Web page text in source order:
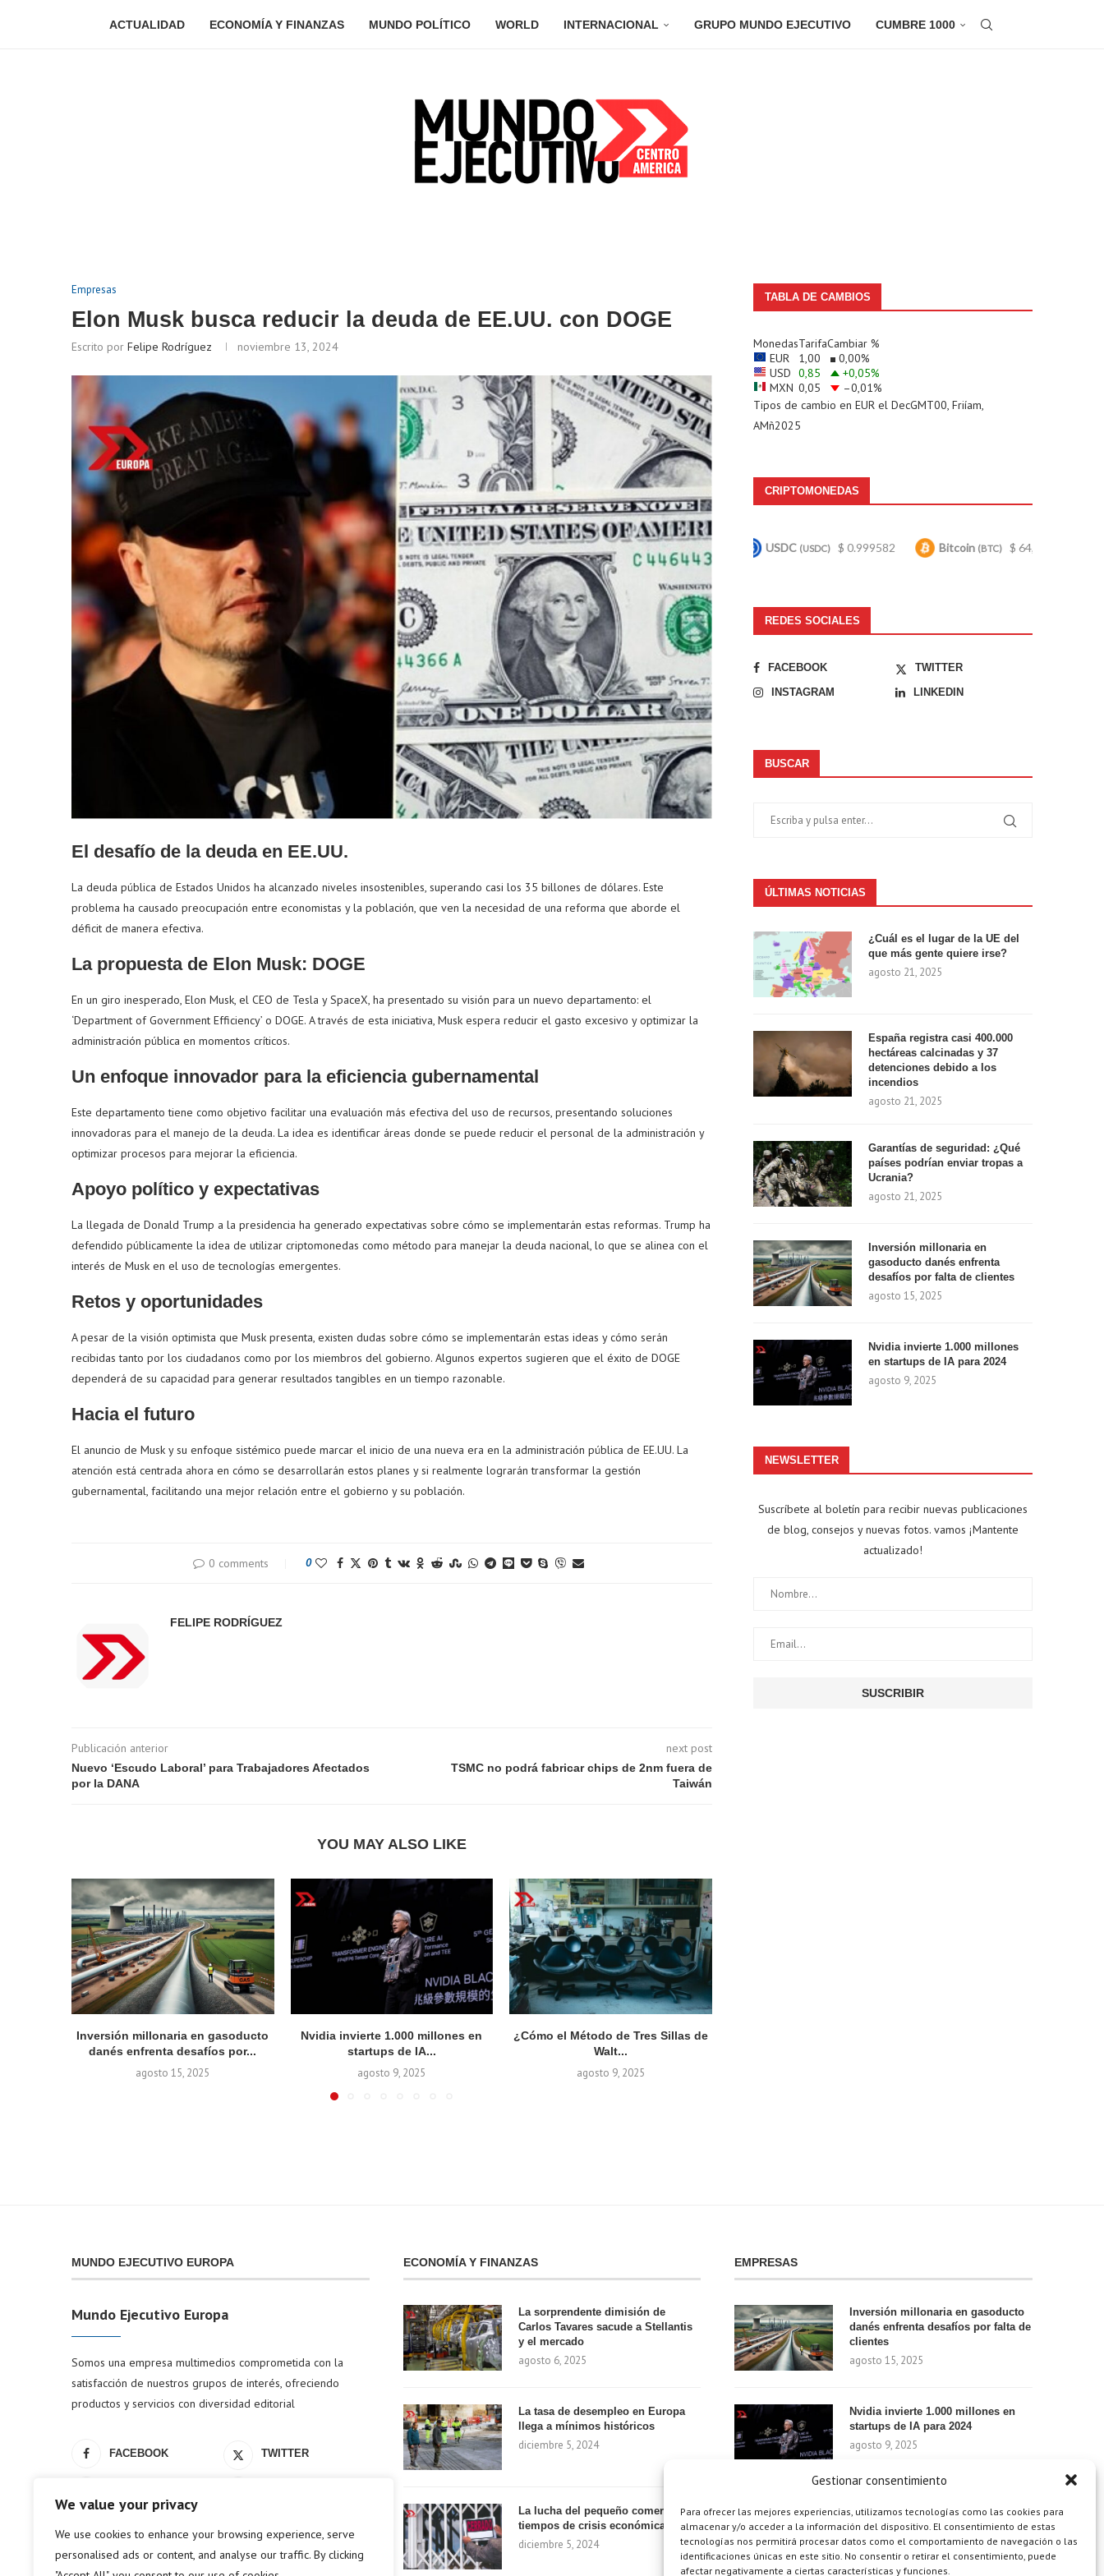
We value your privacy
We use cookies to enhance your browsing experience, serve
personalised ads or content, and analyse our traffic. By clicking
Gestionar consentimiento
Para ofrecer las mejores experiencias, utilizamos tecnologías como las cookies para
almacenar y/o acceder a la información del dispositivo. El consentimiento de estas
tecnologías nos permitirá procesar datos como el comportamiento de navegación o las
identificaciones únicas en este sitio. No consentir o retirar el consentimiento, puede
afectar negativamente a ciertas características y funciones.
ACTUALIDAD ECONOMÍA Y FINANZAS MUNDO POLÍTICO WORLD INTERNACIONAL GRUPO MUNDO EJECUTIVO CUMBRE 1000
Empresas
Elon Musk busca reducir la deuda de EE.UU. con DOGE
Escrito por Felipe Rodríguez noviembre 13, 2024
El desafío de la deuda en EE.UU.
La deuda pública de Estados Unidos ha alcanzado niveles insostenibles, superando casi los 35 billones de dólares. Este
problema ha causado preocupación entre economistas y la población, que ven la necesidad de una reforma que aborde el
déficit de manera efectiva.
La propuesta de Elon Musk: DOGE
En un giro inesperado, Elon Musk, el CEO de Tesla y SpaceX, ha presentado su visión para un nuevo departamento: el
‘Department of Government Efficiency’ o DOGE. A través de esta iniciativa, Musk espera reducir el gasto excesivo y optimizar la
administración pública en momentos críticos.
Un enfoque innovador para la eficiencia gubernamental
Este departamento tiene como objetivo facilitar una evaluación más efectiva del uso de recursos, presentando soluciones
innovadoras para el manejo de la deuda. La idea es identificar áreas donde se puede reducir el personal de la administración y
optimizar procesos para mejorar la eficiencia.
Apoyo político y expectativas
La llegada de Donald Trump a la presidencia ha generado expectativas sobre cómo se implementarán estas reformas. Trump ha
defendido públicamente la idea de utilizar criptomonedas como método para manejar la deuda nacional, lo que se alinea con el
interés de Musk en el uso de tecnologías emergentes.
Retos y oportunidades
A pesar de la visión optimista que Musk presenta, existen dudas sobre cómo se implementarán estas ideas y cómo serán
recibidas tanto por los ciudadanos como por los miembros del gobierno. Algunos expertos sugieren que el éxito de DOGE
dependerá de su capacidad para generar resultados tangibles en un tiempo razonable.
Hacia el futuro
El anuncio de Musk y su enfoque sistémico puede marcar el inicio de una nueva era en la administración pública de EE.UU. La
atención está centrada ahora en cómo se desarrollarán estos planes y si realmente lograrán transformar la gestión
gubernamental, facilitando una mejor relación entre el gobierno y su población.
0 comments 0
FELIPE RODRÍGUEZ
Publicación anterior
Nuevo ‘Escudo Laboral’ para Trabajadores Afectados
por la DANA
next post
TSMC no podrá fabricar chips de 2nm fuera de
Taiwán
YOU MAY ALSO LIKE
Inversión millonaria en gasoducto
danés enfrenta desafíos por...
agosto 15, 2025
Nvidia invierte 1.000 millones en
startups de IA...
agosto 9, 2025
¿Cómo el Método de Tres Sillas de
Walt...
agosto 9, 2025
TABLA DE CAMBIOS
MonedasTarifaCambiar %
EUR
1,00 0,00%
USD 0,85 +0,05%
MXN 0,05 –0,01%
Tipos de cambio en EUR el DecGMT00, Friíam,
AMñ2025
CRIPTOMONEDAS
$ 64,533.00 Ethereum(ETH) $ 1,906.49 Tether(USDT) $ 0.999176 BNB $ 594.24 USDC (USDC) $ 0.999582 Bitcoin (BTC) $ 64,533.00
REDES SOCIALES
FACEBOOK
TWITTER
INSTAGRAM
LINKEDIN
BUSCAR
ÚLTIMAS NOTICIAS
¿Cuál es el lugar de la UE del
que más gente quiere irse?
agosto 21, 2025
España registra casi 400.000
hectáreas calcinadas y 37
detenciones debido a los
incendios
agosto 21, 2025
Garantías de seguridad: ¿Qué
países podrían enviar tropas a
Ucrania?
agosto 21, 2025
Inversión millonaria en
gasoducto danés enfrenta
desafíos por falta de clientes
agosto 15, 2025
Nvidia invierte 1.000 millones
en startups de IA para 2024
agosto 9, 2025
NEWSLETTER
Suscríbete al boletín para recibir nuevas publicaciones
de blog, consejos y nuevas fotos. vamos ¡Mantente
actualizado!
MUNDO EJECUTIVO EUROPA
Mundo Ejecutivo Europa
Somos una empresa multimedios comprometida con la
satisfacción de nuestros grupos de interés, ofreciendo
productos y servicios con diversidad editorial
FACEBOOK TWITTER
ECONOMÍA Y FINANZAS
La sorprendente dimisión de
Carlos Tavares sacude a Stellantis
y el mercado
agosto 6, 2025
La tasa de desempleo en Europa
llega a mínimos históricos
diciembre 5, 2024
La lucha del pequeño comercio en
tiempos de crisis económica
diciembre 5, 2024
EMPRESAS
Inversión millonaria en gasoducto
danés enfrenta desafíos por falta de
clientes
agosto 15, 2025
Nvidia invierte 1.000 millones en
startups de IA para 2024
agosto 9, 2025
¿Cómo el Método de Tres Sillas de
Walt Disney Puede Transformar Tu
Productividad?
agosto 9, 2025